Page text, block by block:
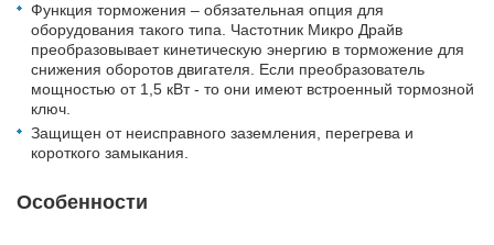
Функция торможения – обязательная опция для
оборудования такого типа. Частотник Микро Драйв
преобразовывает кинетическую энергию в торможение для
снижения оборотов двигателя. Если преобразователь
мощностью от 1,5 кВт - то они имеют встроенный тормозной
ключ.
Защищен от неисправного заземления, перегрева и
короткого замыкания.
Особенности